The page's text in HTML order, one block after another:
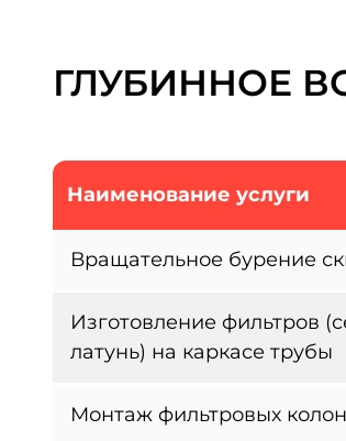
ГЛУБИННОЕ
Наименование услуги
Вращательное бурение
Изготовление фильтров
латунь) на каркасе трубы
Монтаж фильтровых